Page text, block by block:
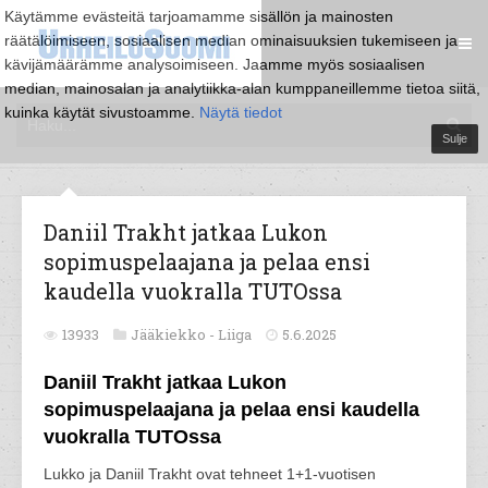
Käytämme evästeitä tarjoamamme sisällön ja mainosten
räätälöimiseen, sosiaalisen median ominaisuuksien tukemiseen ja
kävijämäärämme analysoimiseen. Jaamme myös sosiaalisen
median, mainosalan ja analytiikka-alan kumppaneillemme tietoa siitä,
kuinka käytät sivustoamme. Näytä tiedot
Sulje
Daniil Trakht jatkaa Lukon
sopimuspelaajana ja pelaa ensi
kaudella vuokralla TUTOssa
13933 Jääkiekko - Liiga 5.6.2025
Daniil Trakht jatkaa Lukon
sopimuspelaajana ja pelaa ensi kaudella
vuokralla TUTOssa
Lukko ja Daniil Trakht ovat tehneet 1+1-vuotisen